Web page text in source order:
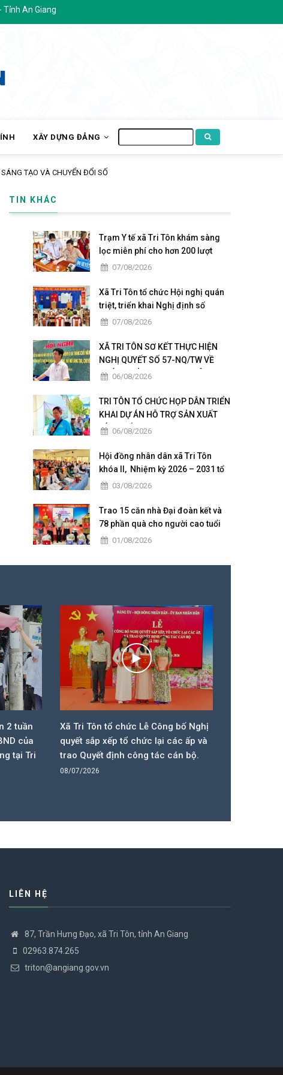
An Giang
XÂY DỰNG ĐẢNG
kiếm
TẠO VÀ CHUYỂN ĐỔI SỐ
TIN KHÁC
Trạm Y tế xã Tri Tôn khám sàng
lọc miễn phí cho hơn 200 lượt
người dân ấp Tô Thuận.
07/08/2026
Xã Tri Tôn tổ chức Hội nghị quán
triệt, triển khai Nghị định số
236/2026/NĐ-CP và Nghị định số
07/08/2026
XÃ TRI TÔN SƠ KẾT THỰC HIỆN
NGHỊ QUYẾT SỐ 57-NQ/TW VỀ
PHÁT TRIỂN KHOA HỌC, CÔNG
CHUYỂN ĐỔI SỐ
06/08/2026
TRI TÔN TỔ CHỨC HỌP DÂN TRIỂN
KHAI DỰ ÁN HỖ TRỢ SẢN XUẤT
LÚA CHẤT LƯỢNG CAO THEO
THẤP
06/08/2026
Hội đồng nhân dân xã Tri Tôn
khóa II, Nhiệm kỳ 2026 – 2031 tổ
chức kỳ họp thứ 4 giữa năm 2026
03/08/2026
Trao 15 căn nhà Đại đoàn kết và
78 phần quà cho người cao tuổi
có hoàn cảnh đặc biệt khó khăn
01/08/2026
2 tuần
của
tại Tri
Xã Tri Tôn tổ chức Lễ Công bố Nghị
quyết sắp xếp tổ chức lại các ấp và
trao Quyết định công tác cán bộ.
08/07/2026
LIÊN HỆ
87, Trần Hưng Đạo, xã Tri Tôn, tỉnh An Giang
02963.874.265
triton@angiang.gov.vn